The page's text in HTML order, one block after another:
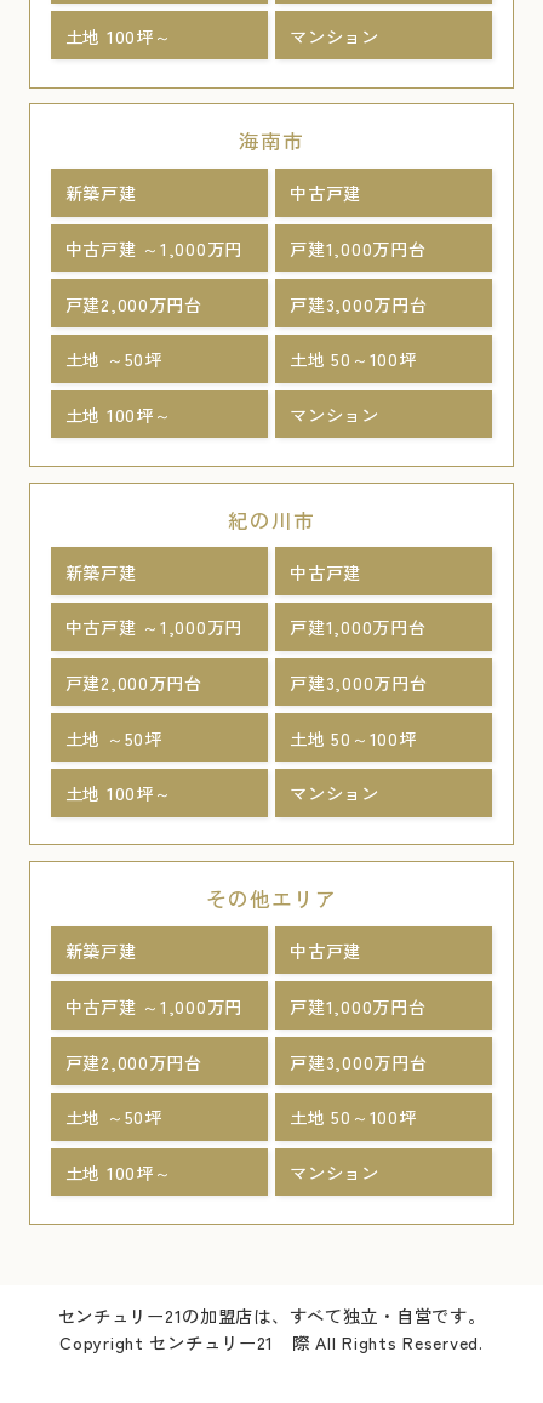
土地 100坪～ マンション
海南市
新築戸建 中古戸建
中古戸建 ～1,000万円 戸建1,000万円台
戸建2,000万円台 戸建3,000万円台
土地 ～50坪 土地 50～100坪
土地 100坪～ マンション
紀の川市
新築戸建 中古戸建
中古戸建 ～1,000万円 戸建1,000万円台
戸建2,000万円台 戸建3,000万円台
土地 ～50坪 土地 50～100坪
土地 100坪～ マンション
その他エリア
新築戸建 中古戸建
中古戸建 ～1,000万円 戸建1,000万円台
戸建2,000万円台 戸建3,000万円台
土地 ～50坪 土地 50～100坪
土地 100坪～ マンション
センチュリー21の加盟店は、すべて独立・自営です。
Copyright センチュリー21 際 All Rights Reserved.